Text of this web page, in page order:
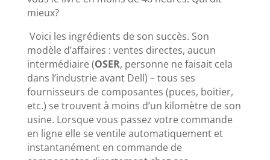
mieux?
Voici les ingrédients de son succès. Son
modèle d’affaires : ventes directes, aucun
intermédiaire (OSER, personne ne faisait cela
dans l’industrie avant Dell) – tous ses
fournisseurs de composantes (puces, boitier,
etc.) se trouvent à moins d’un kilomètre de son
usine. Lorsque vous passez votre commande
en ligne elle se ventile automatiquement et
instantanément en commande de